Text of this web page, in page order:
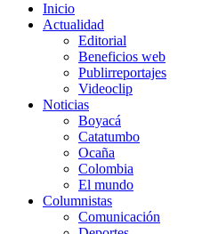
Inicio
Actualidad
Editorial
Beneficios web
Publirreportajes
Videoclip
Noticias
Boyacá
Catatumbo
Ocaña
Colombia
El mundo
Columnistas
Comunicación